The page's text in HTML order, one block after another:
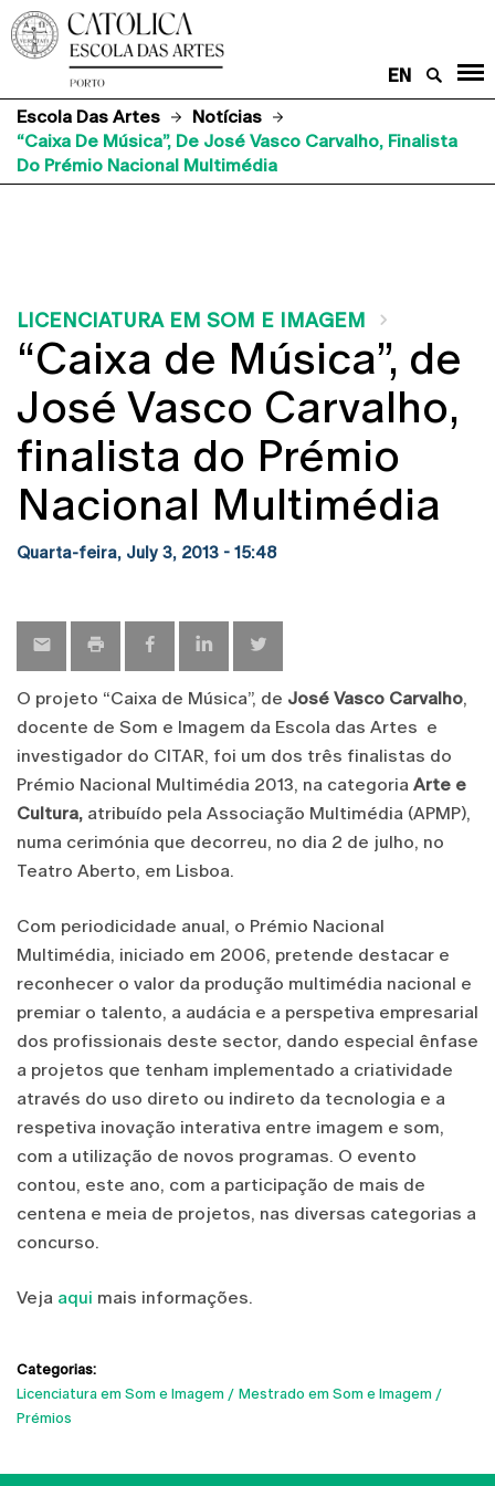
EN
Escola Das Artes
Notícias
“Caixa De Música”, De José Vasco Carvalho, Finalista
Do Prémio Nacional Multimédia
LICENCIATURA EM SOM E IMAGEM
“Caixa de Música”, de
José Vasco Carvalho,
finalista do Prémio
Nacional Multimédia
Quarta-feira, July 3, 2013 - 15:48
O projeto “Caixa de Música”, de José Vasco Carvalho,
docente de Som e Imagem da Escola das Artes e
investigador do CITAR, foi um dos três finalistas do
Prémio Nacional Multimédia 2013, na categoria Arte e
Cultura, atribuído pela Associação Multimédia (APMP),
numa cerimónia que decorreu, no dia 2 de julho, no
Teatro Aberto, em Lisboa.
Com periodicidade anual, o Prémio Nacional
Multimédia, iniciado em 2006, pretende destacar e
reconhecer o valor da produção multimédia nacional e
premiar o talento, a audácia e a perspetiva empresarial
dos profissionais deste sector, dando especial ênfase
a projetos que tenham implementado a criatividade
através do uso direto ou indireto da tecnologia e a
respetiva inovação interativa entre imagem e som,
com a utilização de novos programas. O evento
contou, este ano, com a participação de mais de
centena e meia de projetos, nas diversas categorias a
concurso.
Veja aqui mais informações.
Categorias:
Licenciatura em Som e Imagem
Mestrado em Som e Imagem
Prémios